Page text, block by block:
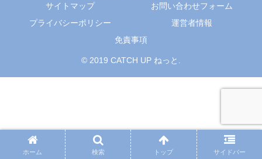
サイトマップ
お問い合わせフォーム
プライバシーポリシー
運営者情報
免責事項
© 2019 CATCH UP ねっと.
ホーム 検索 トップ サイドバー